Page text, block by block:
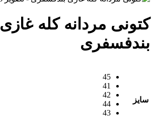
کتونی مردانه کله غازی
بندفسفری
سایز
45
41
42
44
43